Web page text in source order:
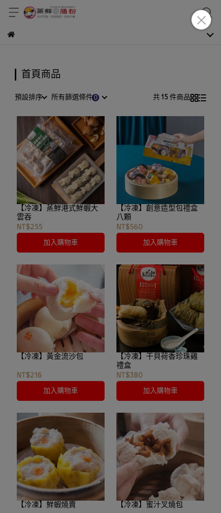
首頁商品
預設排序 所有篩選條件 共 15 件商品
【冷凍】蒸鮮港式鮮蝦大
雲吞
NT$255
加入購物車
【冷凍】創意造型包禮盒
八顆
NT$560
加入購物車
【冷凍】黃金流沙包
NT$216
加入購物車
【冷凍】干貝荷香珍珠雞
禮盒
NT$380
加入購物車
【冷凍】鮮蝦燒賣 【冷凍】蜜汁叉燒包